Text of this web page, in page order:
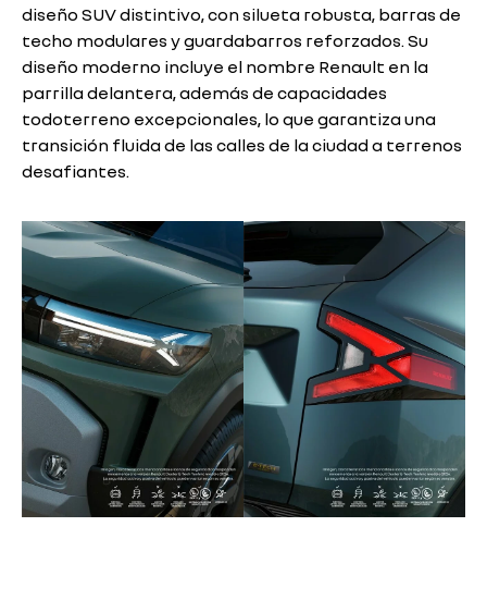
diseño SUV distintivo, con silueta robusta, barras de
techo modulares y guardabarros reforzados. Su
diseño moderno incluye el nombre Renault en la
parrilla delantera, además de capacidades
todoterreno excepcionales, lo que garantiza una
transición fluida de las calles de la ciudad a terrenos
desafiantes.